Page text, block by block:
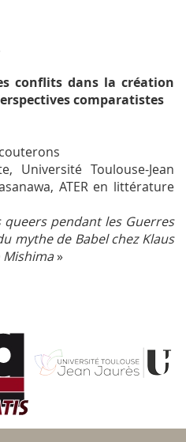
conflits dans la création
comparatistes
Université Toulouse-Jean
ATER en littérature
pendant les Guerres
mythe de Babel chez Klaus
Mishima»